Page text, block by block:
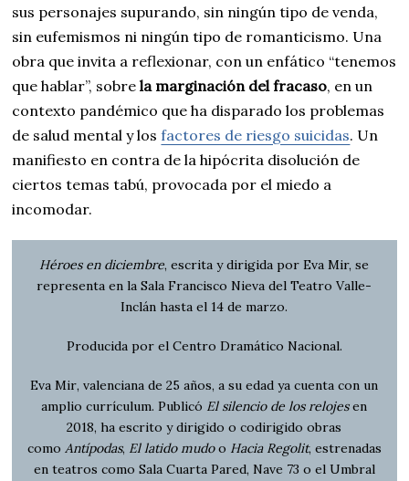
sus personajes supurando, sin ningún tipo de venda,
sin eufemismos ni ningún tipo de romanticismo. Una
obra que invita a reflexionar, con un enfático “tenemos
que hablar”, sobrela marginación del fracaso, en un
contexto pandémico que ha disparado los problemas
de salud mental y losfactores de riesgo suicidas. Un
manifiesto en contra de la hipócrita disolución de
ciertos temas tabú, provocada por el miedo a
incomodar.
Héroes en diciembre, escrita y dirigida por Eva Mir, se
representa en la Sala Francisco Nieva del Teatro Valle-
Inclánhasta el 14 de marzo.
Producida por el Centro Dramático Nacional.
Eva Mir, valenciana de 25 años, a su edad ya cuenta con un
amplio currículum. Publicó El silencio de los relojesen
2018, ha escrito y dirigido o codirigido obras
como Antípodas, El latido mudoo Hacia Regolit, estrenadas
en teatros como Sala Cuarta Pared, Nave 73 o el Umbral